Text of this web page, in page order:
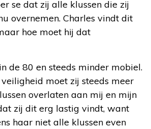
se dat zij alle klussen die zij
overnemen. Charles vindt dit
hoe moet hij dat
de 80 en steeds minder mobiel.
moet zij steeds meer
overlaten aan mij en mijn
zij dit erg lastig vindt, want
haar niet alle klussen even